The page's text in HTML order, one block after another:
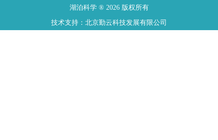
湖泊科学 ® 2026 版权所有
技术支持：北京勤云科技发展有限公司